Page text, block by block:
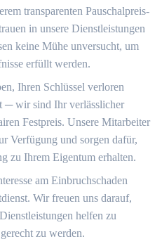
transparenten Pauschalpreis-
in unsere Dienstleistungen
keine Mühe unversucht, um
erfüllt werden.​
Ihren Schlüssel verloren
─ wir sind Ihr verlässlicher
Festpreis. Unsere Mitarbeiter
Verfügung und sorgen dafür,
zu Ihrem Eigentum erhalten.​
am Einbruchschaden
Wir freuen uns darauf,
helfen zu
zu werden.​